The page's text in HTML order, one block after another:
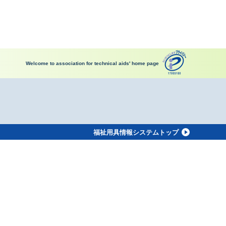
Welcome to association for technical aids' home page
福祉用具情報システムトップ